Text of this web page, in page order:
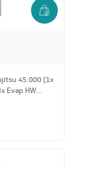
45.000 (1x
Evap HW